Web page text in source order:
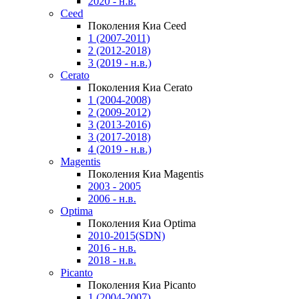
Ceed
Поколения Киа Ceed
1 (2007-2011)
2 (2012-2018)
3 (2019 - н.в.)
Cerato
Поколения Киа Cerato
1 (2004-2008)
2 (2009-2012)
3 (2013-2016)
3 (2017-2018)
4 (2019 - н.в.)
Magentis
Поколения Киа Magentis
2003 - 2005
2006 - н.в.
Optima
Поколения Киа Optima
2010-2015(SDN)
2016 - н.в.
2018 - н.в.
Picanto
Поколения Киа Picanto